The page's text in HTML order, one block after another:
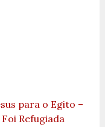
para o Egito –
Refugiada